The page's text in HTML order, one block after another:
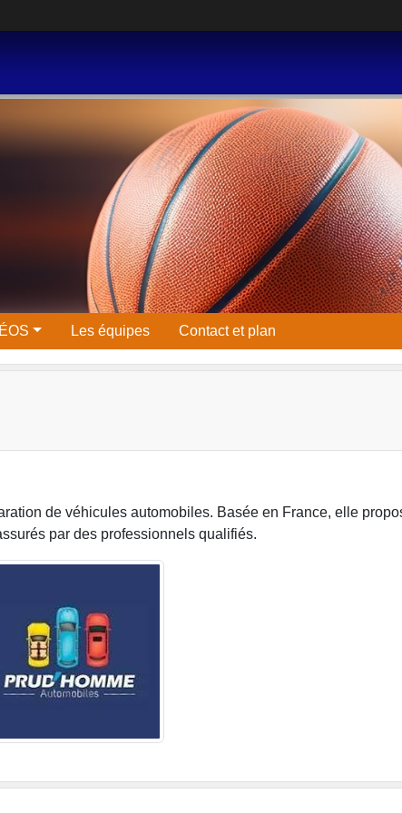
Les équipes Contact et plan
de véhicules automobiles. Basée en France, elle
par des professionnels qualifiés.